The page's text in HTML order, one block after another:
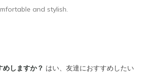
and stylish.
めしますか？ はい、友達におすすめしたい